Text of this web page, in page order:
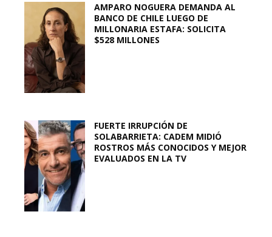
AMPARO NOGUERA DEMANDA AL
BANCO DE CHILE LUEGO DE
MILLONARIA ESTAFA: SOLICITA
$528 MILLONES
FUERTE IRRUPCIÓN DE
SOLABARRIETA: CADEM MIDIÓ
ROSTROS MÁS CONOCIDOS Y MEJOR
EVALUADOS EN LA TV